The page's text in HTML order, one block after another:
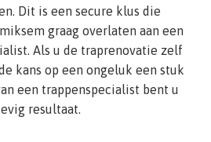
Dit is een secure klus die
graag overlaten aan een
Als u de traprenovatie zelf
kans op een ongeluk een stuk
een trappenspecialist bent u
resultaat.